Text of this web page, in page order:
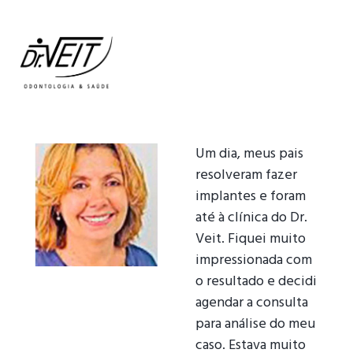
Um dia, meus pais
resolveram fazer
implantes e foram
até à clínica do Dr.
Veit. Fiquei muito
impressionada com
o resultado e decidi
agendar a consulta
para análise do meu
caso. Estava muito